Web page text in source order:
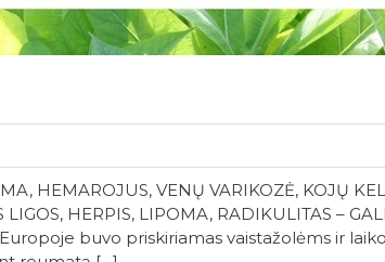
HEMAROJUS, VENŲ VARIKOZĖ, KOJŲ
HERPIS, LIPOMA, RADIKULITAS –
buvo priskiriamas vaistažolėms ir